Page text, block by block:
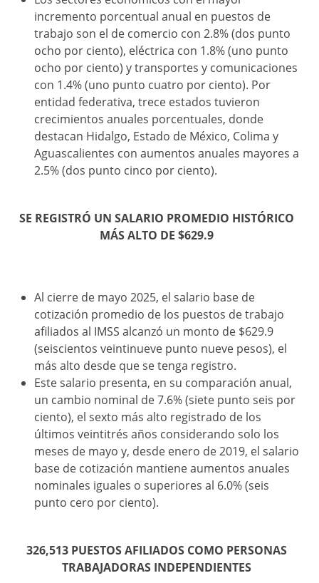
incremento porcentual anual en puestos de
trabajo son el de comercio con 2.8% (dos punto
ocho por ciento), eléctrica con 1.8% (uno punto
ocho por ciento) y transportes y comunicaciones
con 1.4% (uno punto cuatro por ciento). Por
entidad federativa, trece estados tuvieron
crecimientos anuales porcentuales, donde
destacan Hidalgo, Estado de México, Colima y
Aguascalientes con aumentos anuales mayores a
2.5% (dos punto cinco por ciento).
SE REGISTRÓ UN SALARIO PROMEDIO HISTÓRICO
MÁS ALTO DE $629.9
Al cierre de mayo 2025, el salario base de
cotización promedio de los puestos de trabajo
afiliados al IMSS alcanzó un monto de $629.9
(seiscientos veintinueve punto nueve pesos), el
más alto desde que se tenga registro.
Este salario presenta, en su comparación anual,
un cambio nominal de 7.6% (siete punto seis por
ciento), el sexto más alto registrado de los
últimos veintitrés años considerando solo los
meses de mayo y, desde enero de 2019, el salario
base de cotización mantiene aumentos anuales
nominales iguales o superiores al 6.0% (seis
punto cero por ciento).
326,513 PUESTOS AFILIADOS COMO PERSONAS
TRABAJADORAS INDEPENDIENTES